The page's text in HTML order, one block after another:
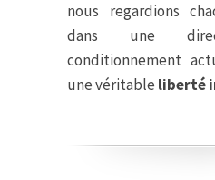
nous regardions
dans une
conditionnement
une véritable liberté